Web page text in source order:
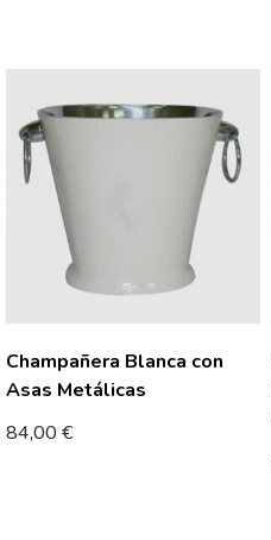
Champañera Blanca con
Asas Metálicas
84,00€